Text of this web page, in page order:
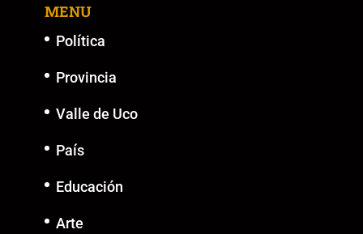
MENU
Política
Provincia
Valle de Uco
País
Educación
Arte